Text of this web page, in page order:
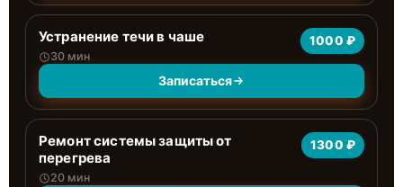
Устранение течи в чаше
30 мин
1000 ₽
Записаться
Ремонт системы защиты от
перегрева
20 мин
1300 ₽